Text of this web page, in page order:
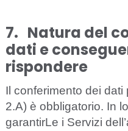
7. Natura del
dati e consegue
rispondere
I conferimento dei dati
2.A) è obbl igatorio. In
garantirLe i Servizi dell’